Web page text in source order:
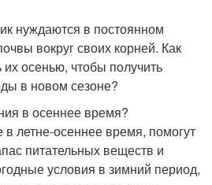
нуждаются в постоянном
вокруг своих корней. Как
осенью, чтобы получить
в новом сезоне?
в осеннее время?
летне-осеннее время, помогут
питательных веществ и
условия в зимний период,